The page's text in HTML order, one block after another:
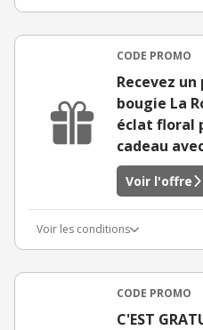
CODE PROMO
Recevez
bougie La
éclat floral
cadeau
Voir l'offre
Voir les conditions
CODE PROMO
C'EST